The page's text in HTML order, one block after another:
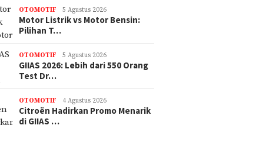
OTOMOTIF 5 Agustus 2026
Motor Listrik vs Motor Bensin:
Pilihan T…
OTOMOTIF 5 Agustus 2026
GIIAS 2026: Lebih dari 550 Orang
Test Dr…
OTOMOTIF 4 Agustus 2026
Citroën Hadirkan Promo Menarik
di GIIAS …